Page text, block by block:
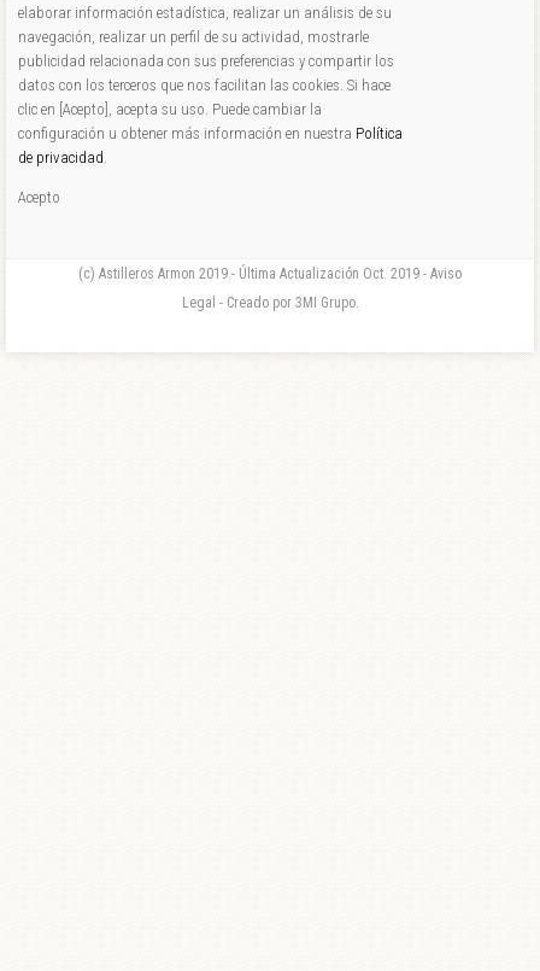
elaborar información estadística, realizar un análisis de su
navegación, realizar un perfil de su actividad, mostrarle
publicidad relacionada con sus preferencias y compartir los
datos con los terceros que nos facilitan las cookies. Si hace
clic en [Acepto], acepta su uso. Puede cambiar la
configuración u obtener más información en nuestra Política
de privacidad
Acepto
(c) Astilleros Armon 2019 - Última Actualización Oct. 2019 - Aviso
Legal - Creado por 3MI Grupo.